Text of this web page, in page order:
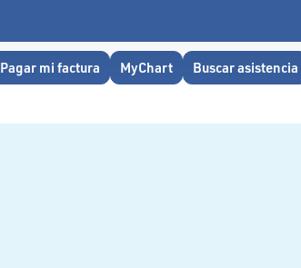
Pagar mi factura MyChart Buscar asistencia